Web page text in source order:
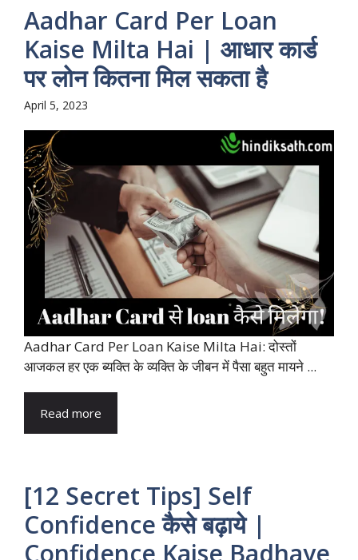
Aadhar Card Per Loan
Kaise Milta Hai | आधार कार्ड
पर लोन कितना मिल सकता है
April 5, 2023
Aadhar Card Per Loan Kaise Milta Hai: दोस्तों
आजकल हर एक ब्यक्ति के व्यक्ति के जीबन में पैसा बहुत मायने ...
Read more
[12 Secret Tips] Self
Confidence कैसे बढ़ाये |
Confidence Kaise Badhaye